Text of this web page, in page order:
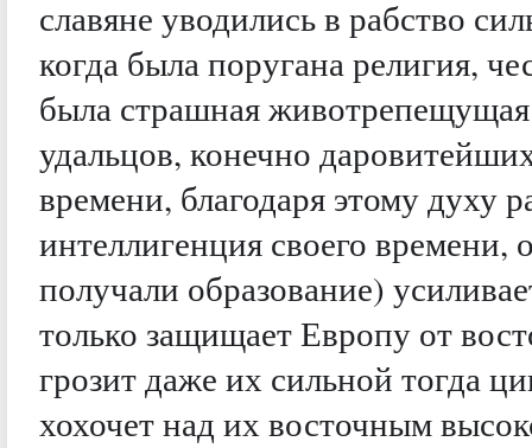
славяне уводились в рабство
когда была поругана религия,
была страшная животрепещущая
удальцов, конечно
времени, благодаря этому духу
интеллигенция своего
получали образование)
только защищает Европу от
грозит даже их сильной тогда
хохочет над их восточным